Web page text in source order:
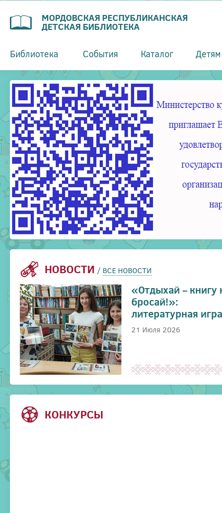
МОРДОВСКАЯ РЕСПУБЛИКАНСКАЯ
ДЕТСКАЯ БИБЛИОТЕКА
Библиотека События Каталог Детям
НОВОСТИ / ВСЕ НОВОСТИ
«Отдыхай – книгу
бросай!»:
литературная игра
21 Июля 2026
КОНКУРСЫ